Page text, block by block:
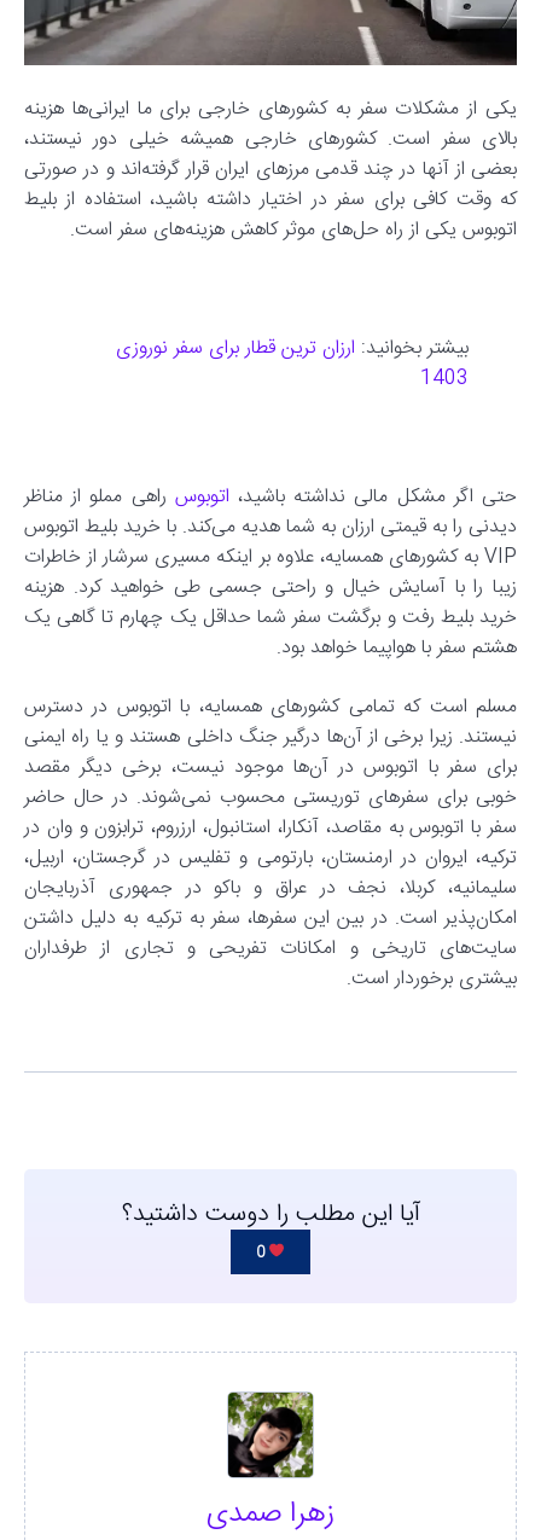
یکی از مشکلات سفر به کشورهای خارجی برای ما ایرانی‌ها هزینه
بالای سفر است. کشورهای خارجی همیشه خیلی دور نیستند،
بعضی از آنها در چند قدمی مرزهای ایران قرار گرفته‌اند و در صورتی
که وقت کافی برای سفر در اختیار داشته باشید، استفاده از بلیط
اتوبوس یکی از راه‌ حل‌های موثر کاهش هزینه‌های سفر است.
بیشتر بخوانید: ارزان ترین قطار برای سفر نوروزی
1403
حتی اگر مشکل مالی نداشته باشید، اتوبوس راهی مملو از مناظر
دیدنی را به قیمتی ارزان به شما هدیه‌ می‌کند. با خرید بلیط اتوبوس
VIP به کشورهای همسایه، علاوه بر اینکه مسیری سرشار از خاطرات
زیبا را با آسایش خیال و راحتی جسمی طی خواهید کرد. هزینه
خرید بلیط رفت و برگشت سفر شما حداقل یک چهارم تا گاهی یک
هشتم سفر با هواپیما خواهد بود.
مسلم است که تمامی کشورهای همسایه، با اتوبوس در دسترس
نیستند. زیرا برخی از آن‌ها درگیر جنگ داخلی هستند و یا راه ایمنی
برای سفر با اتوبوس در آن‌ها موجود نیست، برخی دیگر مقصد
خوبی برای سفرهای توریستی محسوب نمی‌شوند. در حال حاضر
سفر با اتوبوس به مقاصد، آنکارا، استانبول، ارزروم، ترابزون و وان در
ترکیه، ایروان در ارمنستان، بارتومی و تفلیس در گرجستان، اربیل،
سلیمانیه، کربلا، نجف در عراق و باکو در جمهوری آذربایجان
امکان‌پذیر است. در بین این سفرها، سفر به ترکیه به دلیل داشتن
سایت‌های تاریخی و امکانات تفریحی و تجاری از طرفداران
بیشتری برخوردار است.
آیا این مطلب را دوست داشتید؟
0
زهرا صمدی